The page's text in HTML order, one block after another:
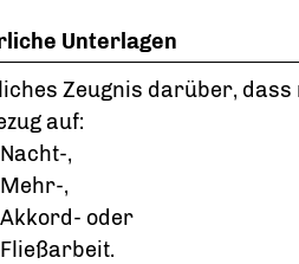
Unterlagen
Zeugnis darüber,
auf:
Nacht-,
Mehr-,
Akkord- oder
Fließarbeit.